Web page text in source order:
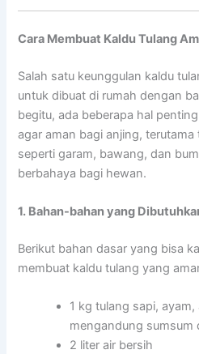
Cara Membuat Kaldu Tulang
Salah satu keunggulan kaldu
untuk dibuat di rumah dengan
begitu, ada beberapa hal
agar aman bagi anjing,
seperti garam, bawang, dan
berbahaya bagi hewan.
1. Bahan-bahan yang
Berikut bahan dasar yang bisa
membuat kaldu tulang yang
1 kg tulang sapi,
mengandung sumsum
2 liter air bersih